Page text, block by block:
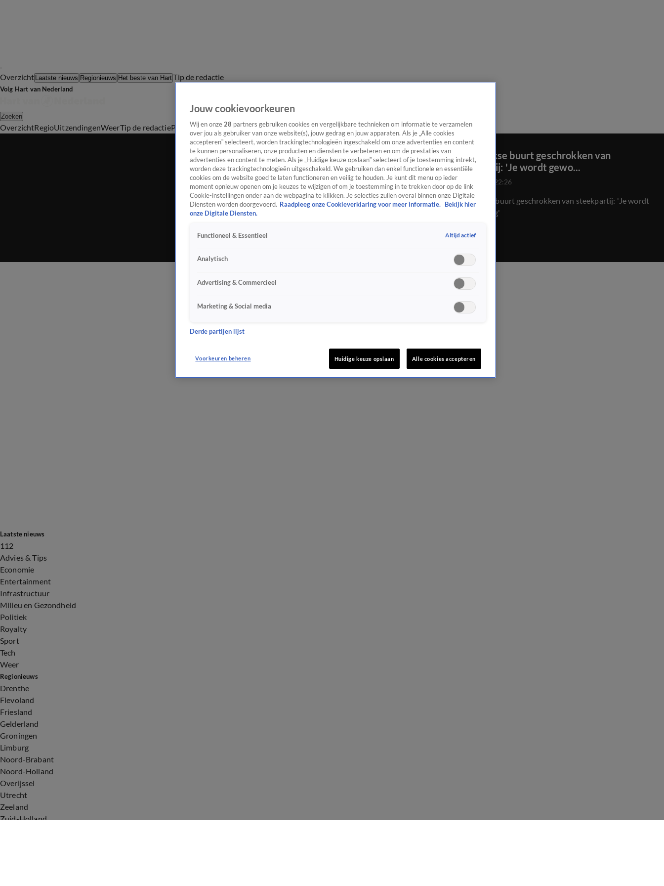
Overzicht Laatste nieuws Regionieuws Het beste van HartTip de redactie
Volg Hart van Nederland
Zoeken
OverzichtRegioUitzendingenWeerTip de redactiePanelVideo's
Beverwijkse buurt geschrokken van
steekpartij: 'Je wordt gewo...
29 mei 2021, 22:26
Beverwijkse buurt geschrokken van steekpartij: 'Je wordt
gewoon bang'
Laatste nieuws
112
Advies & Tips
Economie
Entertainment
Infrastructuur
Milieu en Gezondheid
Politiek
Royalty
Sport
Tech
Weer
Regionieuws
Drenthe
Flevoland
Friesland
Gelderland
Groningen
Limburg
Noord-Brabant
Noord-Holland
Overijssel
Utrecht
Zeeland
Zuid-Holland
Jouw cookievoorkeuren
Wij en onze 28 partners gebruiken cookies en vergelijkbare technieken om informatie te verzamelen
over jou als gebruiker van onze website(s), jouw gedrag en jouw apparaten. Als je „Alle cookies
accepteren” selecteert, worden trackingtechnologieën ingeschakeld om onze advertenties en content
te kunnen personaliseren, onze producten en diensten te verbeteren en om de prestaties van
advertenties en content te meten. Als je „Huidige keuze opslaan” selecteert of je toestemming intrekt,
worden deze trackingtechnologieën uitgeschakeld. We gebruiken dan enkel functionele en essentiële
cookies om de website goed te laten functioneren en veilig te houden. Je kunt dit menu op ieder
moment opnieuw openen om je keuzes te wijzigen of om je toestemming in te trekken door op de link
Cookie-instellingen onder aan de webpagina te klikken. Je selecties zullen overal binnen onze Digitale
Diensten worden doorgevoerd. Raadpleeg onze Cookieverklaring voor meer informatie.
Bekijk hier
onze Digitale Diensten.
Functioneel & Essentieel Altijd actief
Analytisch
Advertising & Commercieel
Marketing & Social media
Derde partijen lijst
Voorkeuren beheren Huidige keuze opslaan Alle cookies accepteren